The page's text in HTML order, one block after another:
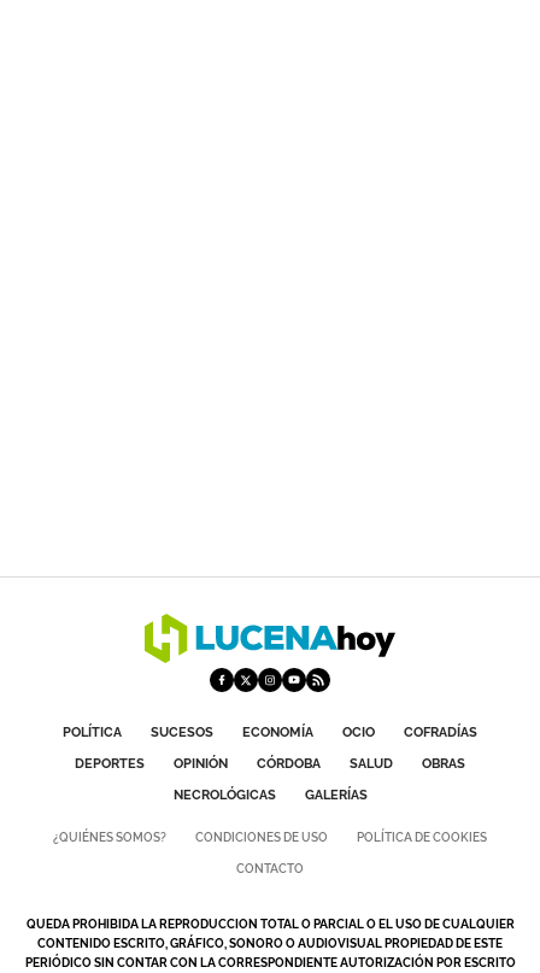
POLÍTICA SUCESOS ECONOMÍA OCIO
COFRADÍAS
DEPORTES
OPINIÓN CÓRDOBA SALUD
OBRAS
NECROLÓGICAS
GALERÍAS
¿QUIÉNES SOMOS? CONDICIONES DE USO POLÍTICA DE COOKIES
CONTACTO
QUEDA PROHIBIDA LA REPRODUCCION TOTAL O PARCIAL O EL USO DE CUALQUIER
CONTENIDO ESCRITO, GRÁFICO, SONORO O AUDIOVISUAL PROPIEDAD DE ESTE
PERIÓDICO SIN CONTAR CON LA CORRESPONDIENTE AUTORIZACIÓN POR ESCRITO